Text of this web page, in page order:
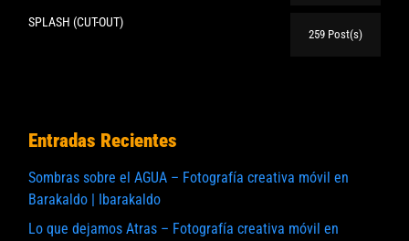
SPLASH (CUT-OUT)
259 Post(s)
Entradas Recientes
Sombras sobre el AGUA – Fotografía creativa móvil en
Barakaldo | Ibarakaldo
Lo que dejamos Atras – Fotografía creativa móvil en